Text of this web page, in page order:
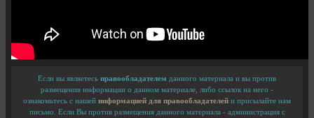
Если вы являетесь правообладателем данного материала и вы против
размещения информации о данном материале, либо ссылок на него -
ознакомьтесь с нашей информацией для правообладателей и присылайте нам
письмо. Если Вы против размещения данного материала - администрация с